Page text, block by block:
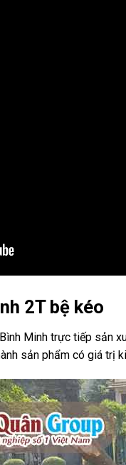
2T bệ kéo
Minh trực tiếp sản
sản phẩm có giá trị